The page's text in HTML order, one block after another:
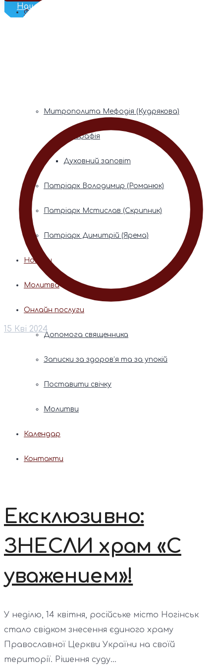
Наш Телеграм
Фонди пам’яті
Митрополита Мефодія (Кудрякова)
Біографія
Духовний заповіт
Патріарх Володимир (Романюк)
Патріарх Мстислав (Скрипник)
Патріарх Димитрій (Ярема)
Новини
Молитва
Онлайн послуги
Допомога священника
Записки за здоров’я та за упокій
Поставити свічку
Молитви
Календар
Контакти
15 Кві 2024
Ексклюзивно:
ЗНЕСЛИ храм «С
уважением»!
У неділю, 14 квітня, російське місто Ногінськ
стало свідком знесення єдиного храму
Православної Церкви України на своїй
території. Рішення суду...